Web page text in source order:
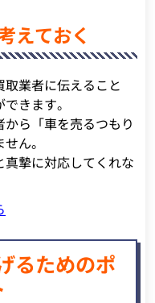
えておく
業者に伝えること
きます。
ら「車を売るつもり
ん。
摯に対応してくれな
るためのポ